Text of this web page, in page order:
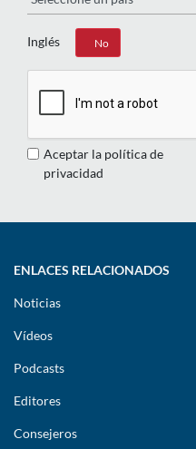
Inglés
Sí No
Aceptar la política de
privacidad
ENLACES RELACIONADOS
Noticias
Vídeos
Podcasts
Editores
Consejeros